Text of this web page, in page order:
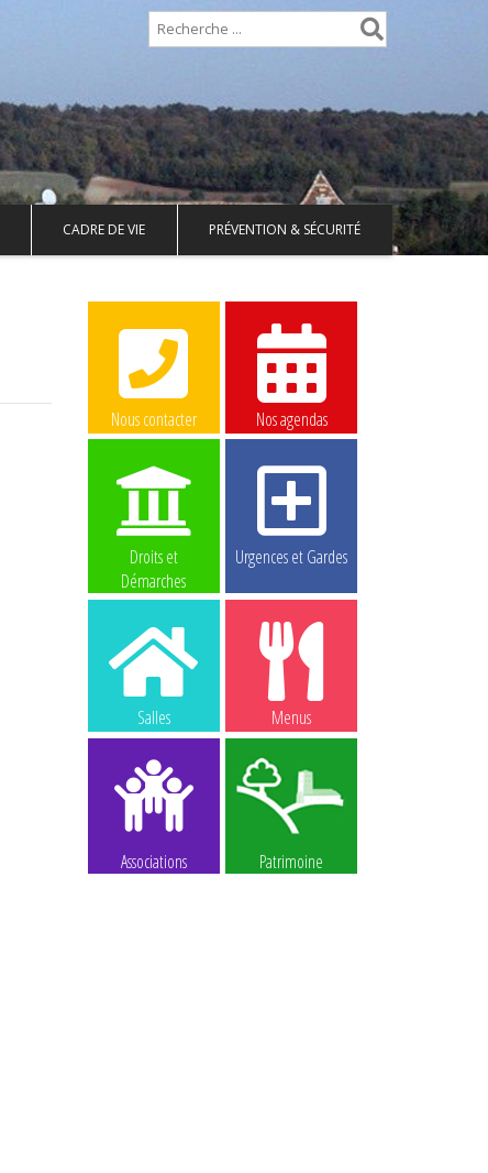
CADRE DE VIE PRÉVENTION & SÉCURITÉ
Nous contacter Nos agendas
Droits et
Démarches
Urgences et Gardes
Salles Menus
Associations Patrimoine